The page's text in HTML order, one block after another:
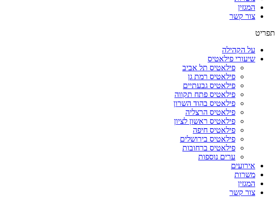
המגזין
צור קשר
תפריט
על הקהילה
שיעורי פילאטיס
פילאטיס תל אביב
פילאטיס רמת גן
פילאטיס גבעתיים
פילאטיס פתח תקווה
פילאטיס בהוד השרון
פילאטיס הרצליה
פילאטיס ראשון לציון
פילאטיס חיפה
פילאטיס בירושלים
פילאטיס ברחובות
ערים נוספות
אירועים
משרות
המגזין
צור קשר